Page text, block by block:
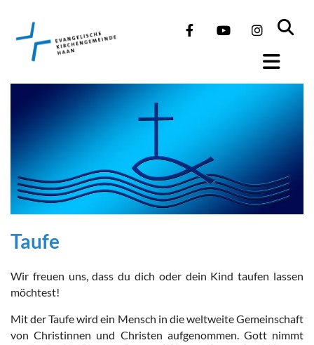
Taufe
Wir freuen uns, dass du dich oder dein Kind taufen lassen
möchtest!
Mit der Taufe wird ein Mensch in die weltweite Gemeinschaft
von Christinnen und Christen aufgenommen. Gott nimmt